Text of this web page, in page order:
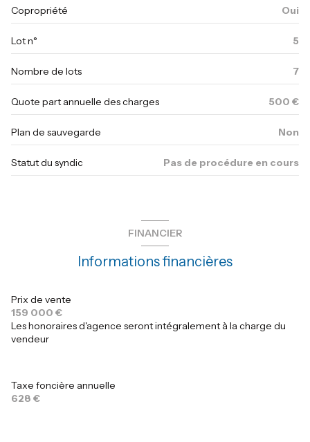
Copropriété Oui
Lot n° 5
Nombre de lots 7
Quote part annuelle des charges 500 €
Plan de sauvegarde Non
Statut du syndic Pas de procédure en cours
FINANCIER
Informations financières
Prix de vente
159 000 €
Les honoraires d'agence seront intégralement à la charge du
vendeur
Taxe foncière annuelle
628 €